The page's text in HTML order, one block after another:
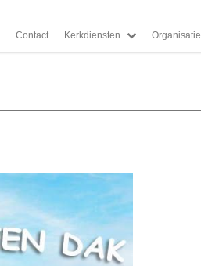
Contact Kerkdiensten Organisatie